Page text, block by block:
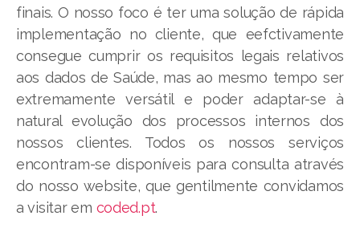
finais. O nosso foco é ter uma solução de rápida
implementação no cliente, que eefctivamente
consegue cumprir os requisitos legais relativos
aos dados de Saúde, mas ao mesmo tempo ser
extremamente versátil e poder adaptar-se à
natural evolução dos processos internos dos
nossos clientes. Todos os nossos serviços
encontram-se disponíveis para consulta através
do nosso website, que gentilmente convidamos
a visitar em coded.pt.